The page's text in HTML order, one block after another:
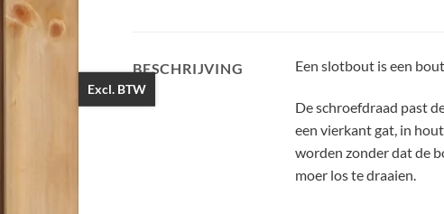
BESCHRIJVING Een slotbout is een
De schroefdraad past
een vierkant gat, in
worden zonder dat de
moer los te draaien.
Excl. BTW